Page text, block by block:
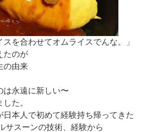
スを合わせてオムライスでんな。」
たのが
の由来
は永遠に新しい〜
た。
日本人で初めて経験持ち帰ってきた
サスーンの技術、経験から